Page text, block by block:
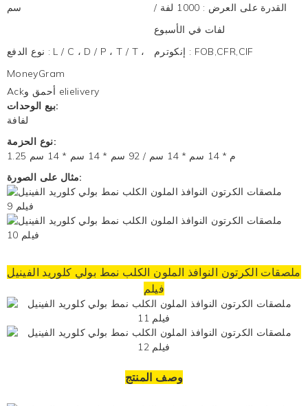
سم
القدرة على العرض :
1000 لفة /
لفات في الأسبوع
: L / C ، D / P ، T / T ،
MoneyGram
: FOB,CFR,CIF
Ackأحمق و elielivery
بيع الوحدات:
لفافة
نوع الحزمة:
1.25 م * 14 سم * 14 سم / 92 سم * 14 سم * 14 سم
مثال على الصورة:
ملصقات الكرتون النوافذ الملون الكلب نمط بولي كلوريد الفينيل
فيلم
وصف المنتج